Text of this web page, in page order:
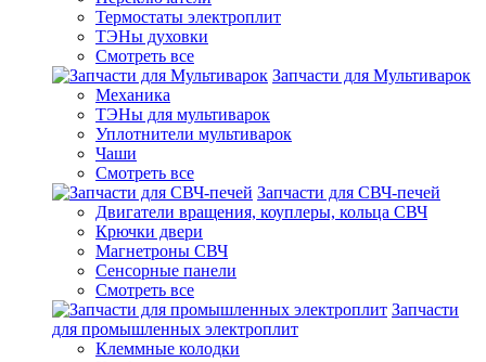
Термостаты электроплит
ТЭНы духовки
Смотреть все
Запчасти для Мультиварок
Механика
ТЭНы для мультиварок
Уплотнители мультиварок
Чаши
Смотреть все
Запчасти для СВЧ-печей
Двигатели вращения, коуплеры, кольца СВЧ
Крючки двери
Магнетроны СВЧ
Сенсорные панели
Смотреть все
Запчасти
для промышленных электроплит
Клеммные колодки